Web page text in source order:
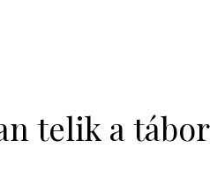
telik a tábor